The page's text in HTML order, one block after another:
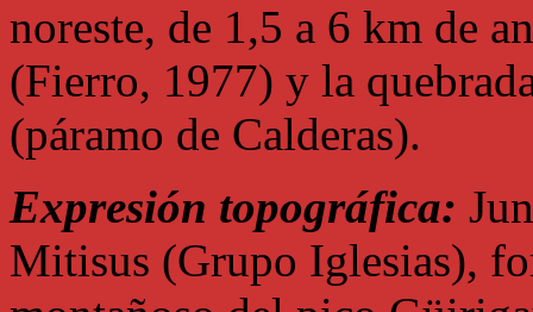
noreste, de 1,5 a 6 km de
(Fierro, 1977) y la
(páramo de Calderas).
Expresión topográfica:
Mitisus (Grupo Iglesias),